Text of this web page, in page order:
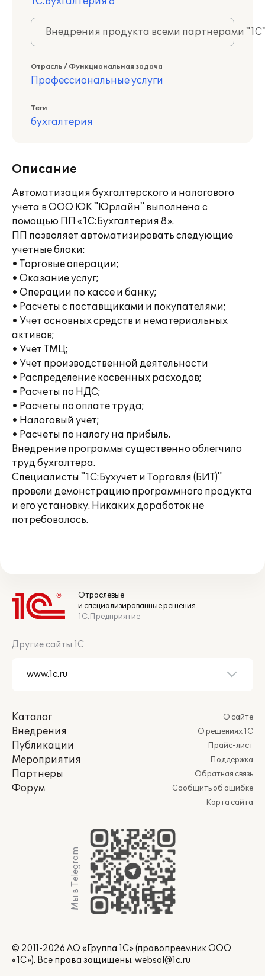
Внедрения продукта всеми партнерами
Отрасль / Функциональная задача
Профессиональные услуги
Теги
бухгалтерия
Описание
Автоматизация бухгалтерского и налогового
учета в ООО ЮК "Юрлайн" выполнена с
помощью ПП «1С:Бухгалтерия 8».
ПП позволяет автоматизировать следующие
учетные блоки:
• Торговые операции;
• Оказание услуг;
• Операции по кассе и банку;
• Расчеты с поставщиками и покупателями;
• Учет основных средств и нематериальных
активов;
• Учет ТМЦ;
• Учет производственной деятельности
• Распределение косвенных расходов;
• Расчеты по НДС;
• Расчеты по оплате труда;
• Налоговый учет;
• Расчеты по налогу на прибыль.
Внедрение программы существенно облегчило
труд бухгалтера.
Специалисты "1С:Бухучет и Торговля (БИТ)"
провели демонстрацию программного продукта
и его установку. Никаких доработок не
потребовалось.
Отраслевые
и специализированные решения
1С:Предприятие
Другие сайты 1С
Каталог
Внедрения
Публикации
Мероприятия
Партнеры
Форум
О сайте
О решениях 1С
Прайс-лист
Поддержка
Обратная связь
Сообщить об ошибке
Карта сайта
Мы в Telegram
© 2011-2026 АО «Группа 1С» (правопреемник ООО
«1С»). Все права защищены. websol@1c.ru